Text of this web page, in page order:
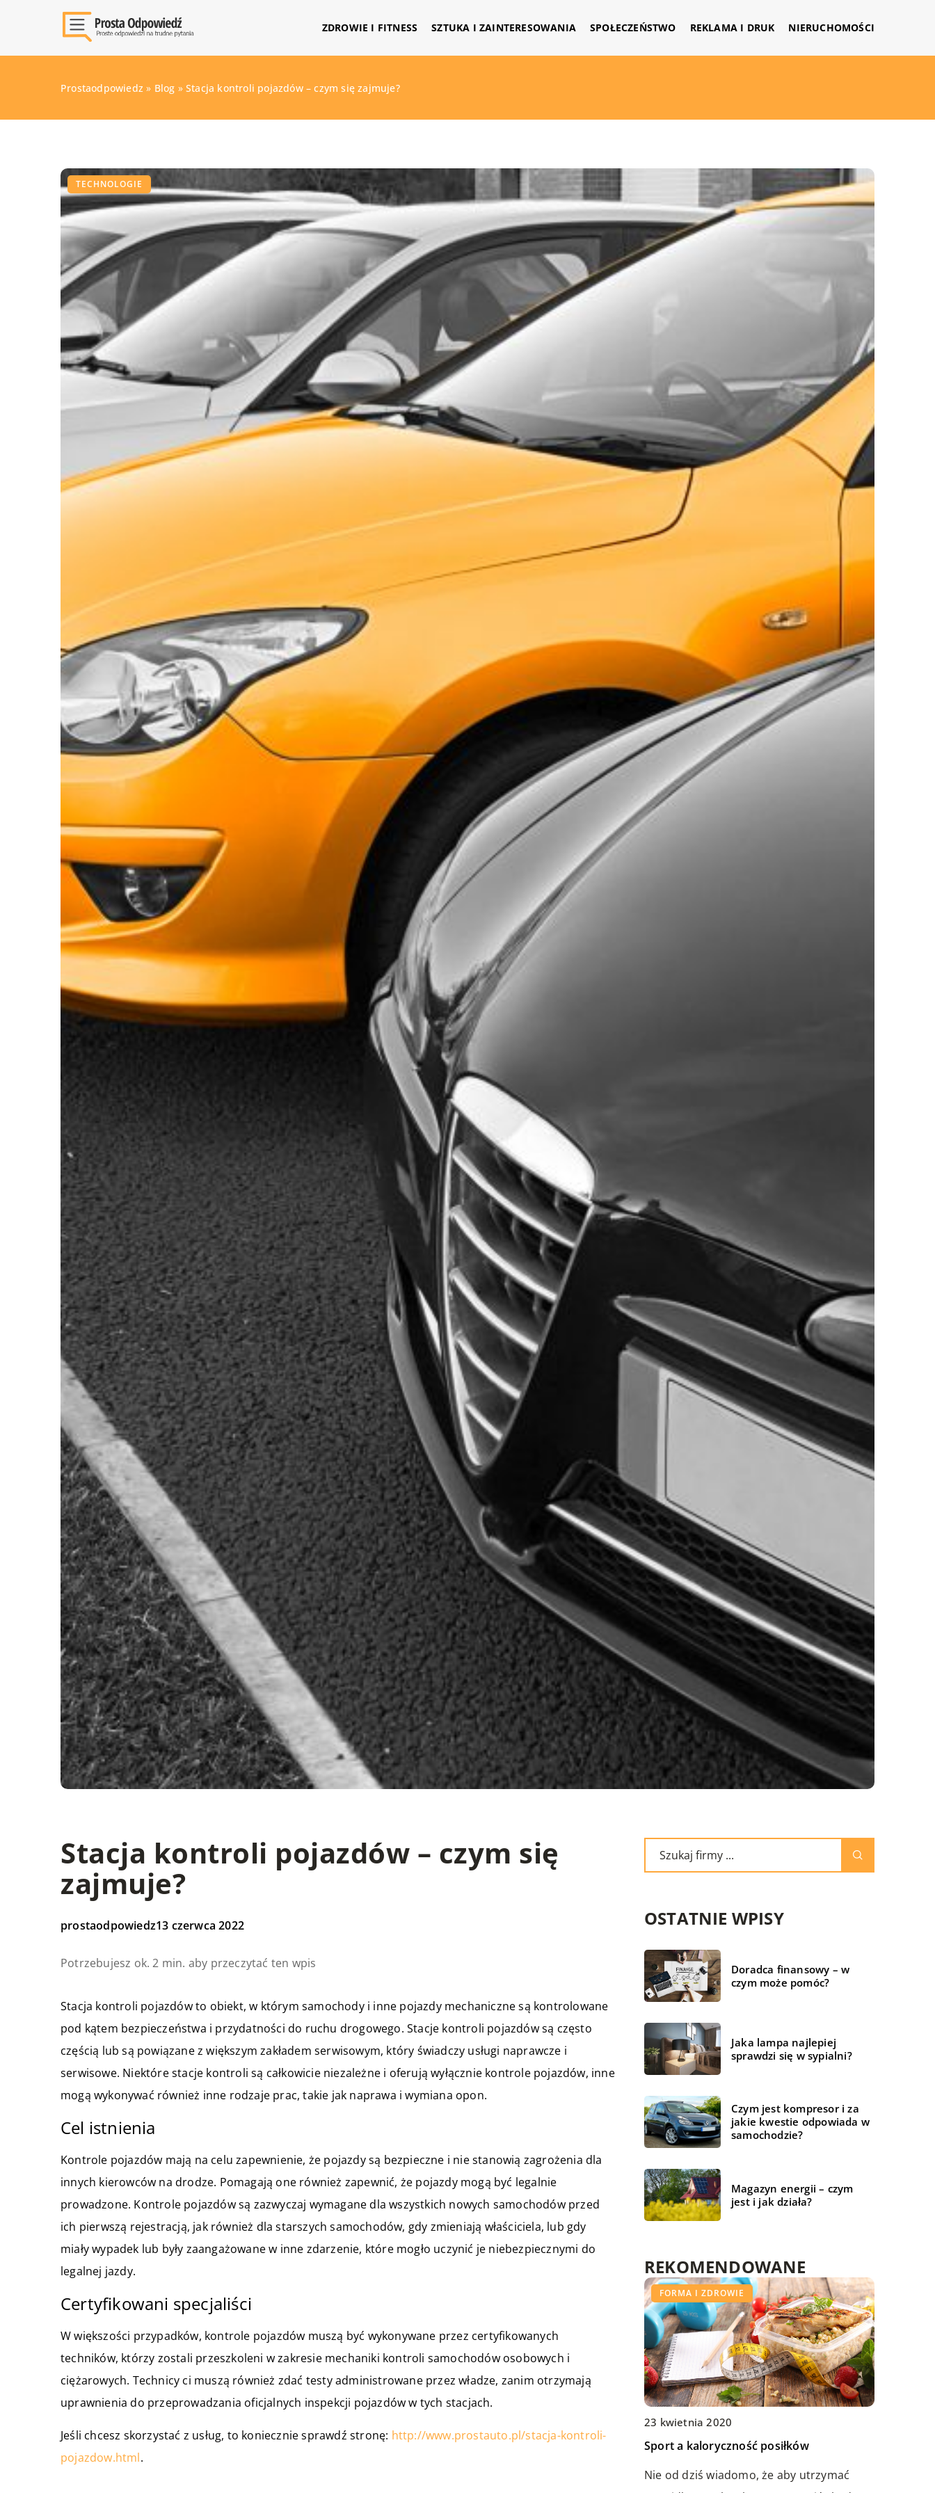
ZDROWIE I FITNESS SZTUKA I ZAINTERESOWANIA SPOŁECZEŃSTWO REKLAMA I DRUK NIERUCHOMOŚCI
Prostaodpowiedz » Blog »Stacja kontroli pojazdów – czym się zajmuje?
TECHNOLOGIE
Stacja kontroli pojazdów – czym się
zajmuje?
prostaodpowiedz13 czerwca 2022
Potrzebujesz ok. 2 min. aby przeczytać ten wpis
Stacja kontroli pojazdów to obiekt, w którym samochody i inne pojazdy mechaniczne są kontrolowane
pod kątem bezpieczeństwa i przydatności do ruchu drogowego. Stacje kontroli pojazdów są często
częścią lub są powiązane z większym zakładem serwisowym, który świadczy usługi naprawcze i
serwisowe. Niektóre stacje kontroli są całkowicie niezależne i oferują wyłącznie kontrole pojazdów, inne
mogą wykonywać również inne rodzaje prac, takie jak naprawa i wymiana opon.
Cel istnienia
Kontrole pojazdów mają na celu zapewnienie, że pojazdy są bezpieczne i nie stanowią zagrożenia dla
innych kierowców na drodze. Pomagają one również zapewnić, że pojazdy mogą być legalnie
prowadzone. Kontrole pojazdów są zazwyczaj wymagane dla wszystkich nowych samochodów przed
ich pierwszą rejestracją, jak również dla starszych samochodów, gdy zmieniają właściciela, lub gdy
miały wypadek lub były zaangażowane w inne zdarzenie, które mogło uczynić je niebezpiecznymi do
legalnej jazdy.
Certyfikowani specjaliści
W większości przypadków, kontrole pojazdów muszą być wykonywane przez certyfikowanych
techników, którzy zostali przeszkoleni w zakresie mechaniki kontroli samochodów osobowych i
ciężarowych. Technicy ci muszą również zdać testy administrowane przez władze, zanim otrzymają
uprawnienia do przeprowadzania oficjalnych inspekcji pojazdów w tych stacjach.
Jeśli chcesz skorzystać z usług, to koniecznie sprawdź stronę: http://www.prostauto.pl/stacja-kontroli-
pojazdow.html.
OSTATNIE WPISY
Doradca finansowy – w
czym może pomóc?
Jaka lampa najlepiej
sprawdzi się w sypialni?
Czym jest kompresor i za
jakie kwestie odpowiada w
samochodzie?
Magazyn energii – czym
jest i jak działa?
REKOMENDOWANE
ŻYCIE I STYL
03 stycznia 2022
W jakim celu skupowane są włosy?
FORMA I ZDROWIE
23 kwietnia 2020
Sport a kaloryczność posiłków
Nie od dziś wiadomo, że aby utrzymać
CZAS WOLNY
Jak w prosty sposób uczyć dziecka języka